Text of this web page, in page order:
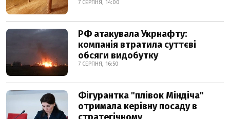
7 СЕРПНЯ, 14:00
РФ атакувала Укрнафту:
компанія втратила суттєві
обсяги видобутку
7 СЕРПНЯ, 16:50
Фігурантка "плівок Міндіча"
отримала керівну посаду в